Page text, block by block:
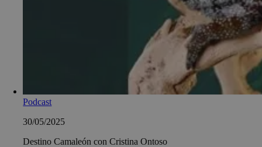
Podcast
30/05/2025
Destino Camaleón con Cristina Ontoso